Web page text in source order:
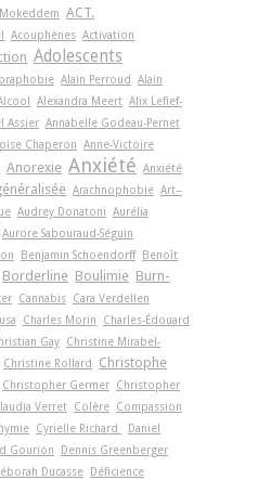
ACT.
Acouphènes Activation
Adolescents
Alain Perroud
Alain
Alexandra Meert Alix Lefief-
Assier Annabelle Godeau-Pernet
Chaperon Anne-Victoire
Anorexie Anxiété Anxiété
Arachnophobie Art-­
Audrey Donatoni Aurélia
Aurore Sabouraud-Séguin
Benjamin Schoendorff
Benoît
Borderline Boulimie Burn-
Cannabis Cara Verdellen
Charles Morin
Charles-Édouard
Gay Christine Mirabel-
Christine Rollard
Christophe
Christopher Germer Christopher
Verret Colère Compassion
Cyrielle Richard
Daniel
Gourion
Dennis Greenberger
Ducasse
Déficience